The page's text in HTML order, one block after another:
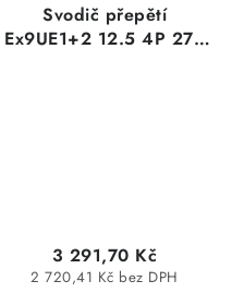
Svodič přepětí
Ex9UE1+2 12.5 4P 275
2 720,41 Kč bez DPH
3 291,70 Kč